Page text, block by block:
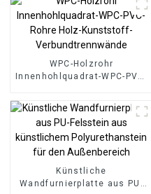
WPC-Holzrohr
Innenhohlquadrat-WPC-PVC-
Verbundtrennwände
Künstliche
Wandfurnierplatte aus PU-